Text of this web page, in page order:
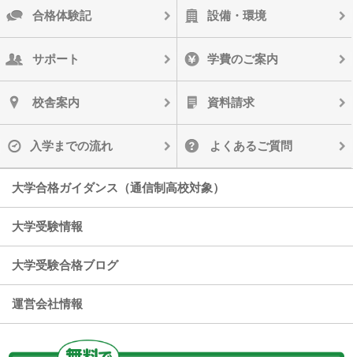
合格体験記 設備・環境
サポート 学費のご案内
校舎案内 資料請求
入学までの流れ よくあるご質問
大学合格ガイダンス（通信制高校対象）
大学受験情報
大学受験合格ブログ
運営会社情報